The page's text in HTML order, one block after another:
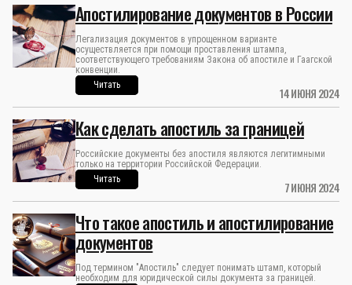
14 ИЮНЯ 2024
Апостилирование документов в России
Легализация документов в упрощенном варианте
осуществляется при помощи проставления штампа,
соответствующего требованиям Закона об апостиле и Гаагской
конвенции.
Читать
7 ИЮНЯ 2024
Как сделать апостиль за границей
Российские документы без апостиля являются легитимными
только на территории Российской Федерации.
Читать
Что такое апостиль и апостилирование
документов
Под термином "Апостиль" следует понимать штамп, который
необходим для юридической силы документа за границей.